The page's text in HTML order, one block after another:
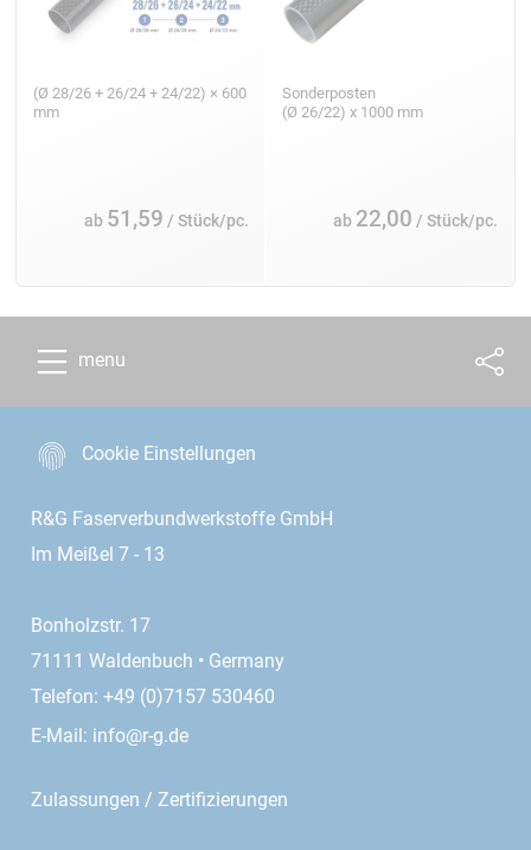
(Ø 28/26 + 26/24 + 24/22) × 600
mm
ab 51,59 / Stück/pc.
Sonderposten
(Ø 26/22) x 1000 mm
ab 22,00 / Stück/pc.
menu
Cookie Einstellungen
R&G Faserverbundwerkstoffe GmbH
Im Meißel 7 - 13
Bonholzstr. 17
71111 Waldenbuch • Germany
Telefon: +49 (0)7157 530460
E-Mail: info@r-g.de
Zulassungen / Zertifizierungen